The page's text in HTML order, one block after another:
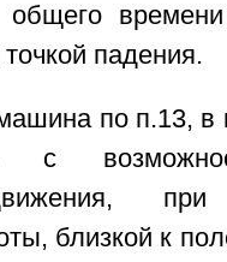
общего
падения.
по п.13, в
с
близкой к